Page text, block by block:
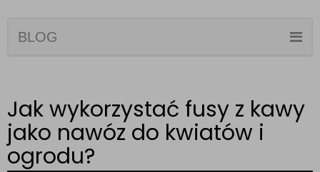
BLOG
Jak wykorzystać fusy z kawy
jako nawóz do kwiatów i
ogrodu?